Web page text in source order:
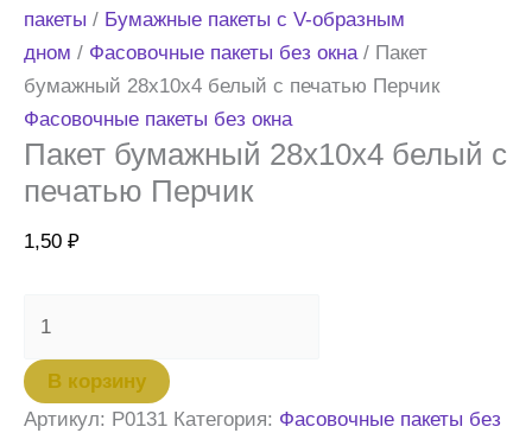
пакеты / Бумажные пакеты с V-образным
дном / Фасовочные пакеты без окна/ Пакет
бумажный 28х10х4 белый с печатью Перчик
Фасовочные пакеты без окна
Пакет бумажный 28х10х4 белый с
печатью Перчик
1,50 ₽
Пакет
бумажный
В корзину
Артикул: P0131 Категория: Фасовочные пакеты без